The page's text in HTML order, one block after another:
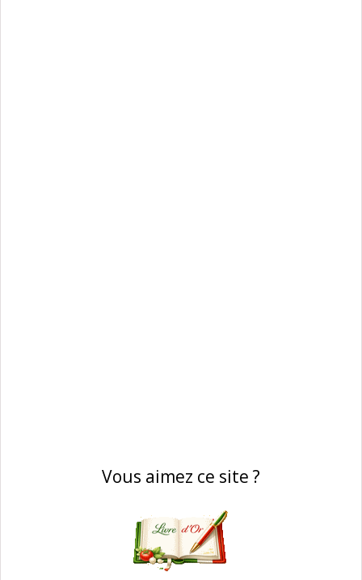
Vous aimez ce site ?